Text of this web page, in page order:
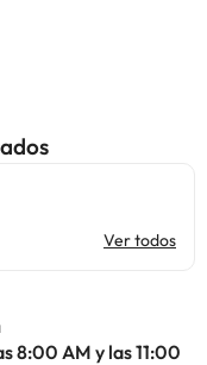
Ver todos
8:00 AM y las 11:00